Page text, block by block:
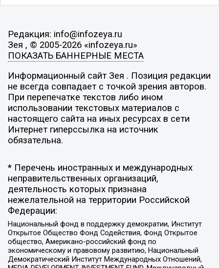
Редакция: info@infozeya.ru
Зея , © 2005-2026 «infozeya.ru»
ПОКАЗАТЬ БАННЕРНЫЕ МЕСТА
Информационный сайт Зея . Позиция редакции
не всегда совпадает с точкой зрения авторов.
При перепечатке текстов либо ином
использовании текстовых материалов с
настоящего сайта на иных ресурсах в сети
Интернет гиперссылка на источник
обязательна.
* Перечень иностранных и международных
неправительственных организаций,
деятельность которых признана
нежелательной на территории Российской
Федерации:
Национальный фонд в поддержку демократии, Институт
Открытое Общество Фонд Содействия, Фонд Открытое
общество, Американо-российский фонд по
экономическому и правовому развитию, Национальный
Демократический Институт Международных Отношений,